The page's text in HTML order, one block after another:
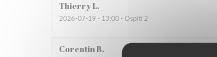
ThierryL
2026-07-19 - 13:00 - Ospiti 2
CorentinB